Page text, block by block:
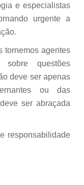
e especialistas
urgente a
tornemos agentes
questões
deve ser apenas
ou das
ser abraçada
responsabilidade